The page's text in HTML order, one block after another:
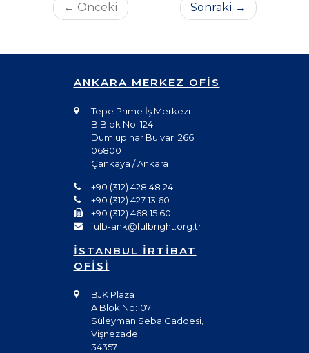
← Önceki Sonraki →
ANKARA MERKEZ OFİS
Tepe Prime İş Merkezi
B Blok No: 124
Dumlupınar Bulvarı 266
06800
Çankaya / Ankara
+90 (312) 428 48 24
+90 (312) 427 13 60
+90 (312) 468 15 60
fulb-ank@fulbright.org.tr
İSTANBUL İRTİBAT
OFİSİ
BJK Plaza
A Blok No:107
Süleyman Seba Caddesi,
Vişnezade
34357